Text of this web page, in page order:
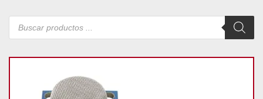
Búsqueda
de
productos